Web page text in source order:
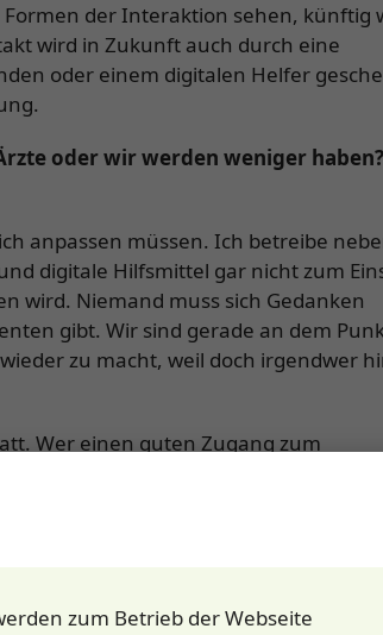
der Interaktion sehen, künftig
wird in Zukunft auch durch eine
oder einem digitalen Helfer
oder wir werden weniger haben?
anpassen müssen. Ich betreibe
digitale Hilfsmittel gar nicht zum
wird. Niemand muss sich Gedanken
gibt. Wir sind gerade an dem
zu macht, weil doch irgendwer
Wer einen guten Zugang zum
fordert, um die Baby-Boomer in
zum Betrieb der Webseite